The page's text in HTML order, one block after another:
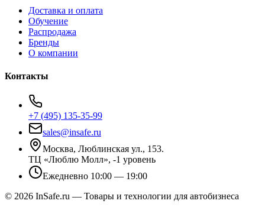
Доставка и оплата
Обучение
Распродажа
Бренды
О компании
Контакты
+7 (495) 135-35-99
sales@insafe.ru
Москва, Люблинская ул., 153.
ТЦ «Люблю Молл», -1 уровень
Ежедневно 10:00 — 19:00
© 2026 InSafe.ru — Товары и технологии для автобизнеса